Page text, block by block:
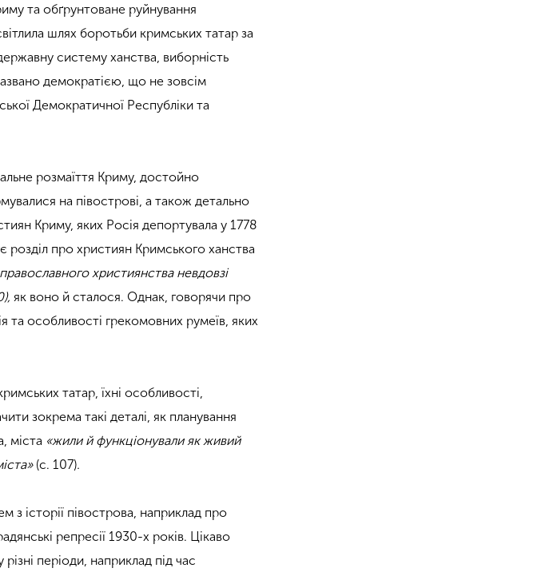
та обґрунтоване руйнування
шлях боротьби кримських татар за
систему ханства, виборність
демократією, що не зовсім
Демократичної Республіки та
розмаїття Криму, достойно
на півострові, а також детально
Криму, яких Росія депортувала у 1778
розділ про християн Кримського ханства
християнства невдовзі
як воно й сталося. Однак, говорячи про
та особливості грекомовних румеїв, яких
татар, їхні особливості,
зокрема такі деталі, як планування
міста «жили й функціонували як живий
(с. 107).
з історії півострова, наприклад про
репресії 1930-х років. Цікаво
періоди, наприклад під час